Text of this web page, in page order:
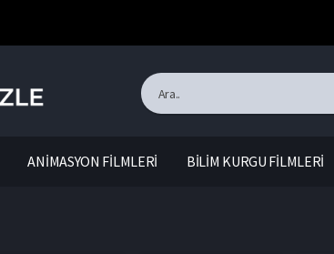
ANİMASYON FİLMLERİ BİLİM KURGU FİLMLERİ